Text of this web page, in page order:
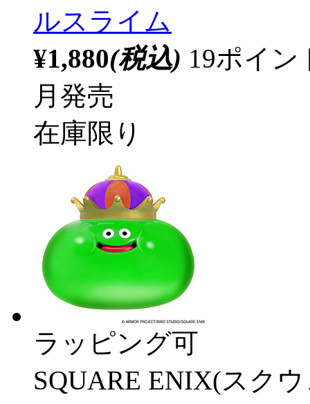
ルスライム
¥1,880(税込) 19ポイ
月発売
在庫限り
ラッピング可
SQUARE ENIX(スク